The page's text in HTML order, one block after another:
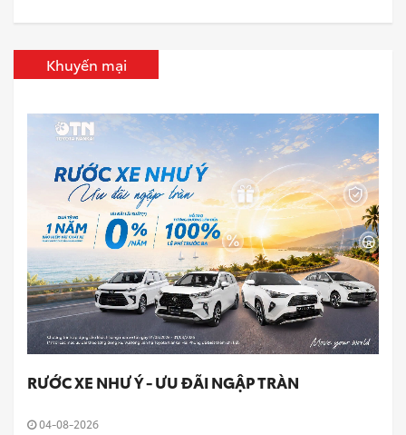
Khuyến mại
RƯỚC XE NHƯ Ý - ƯU ĐÃI NGẬP TRÀN
04-08-2026